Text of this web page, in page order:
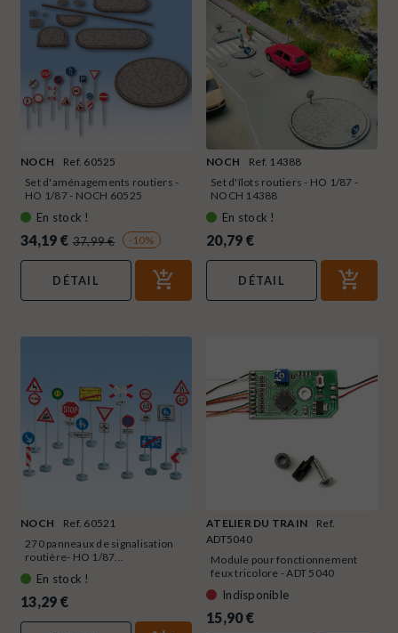
NOCH
Ref. 60525
Set d'aménagements routiers -
HO 1/87 - NOCH 60525
En stock !
34,19 € 37,99 € -10%
DÉTAIL
NOCH
Ref. 14388
Set d'îlots routiers - HO 1/87 -
NOCH 14388
En stock !
20,79 €
DÉTAIL
NOCH
Ref. 60521
270 panneaux de signalisation
routière- HO 1/87...
En stock !
13,29 €
ATELIER DU TRAIN
Ref.
ADT5040
Module pour fonctionnement
feux tricolore - ADT 5040
Indisponible
15,90 €